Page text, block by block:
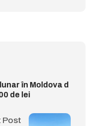
în Moldova d
de lei
Post